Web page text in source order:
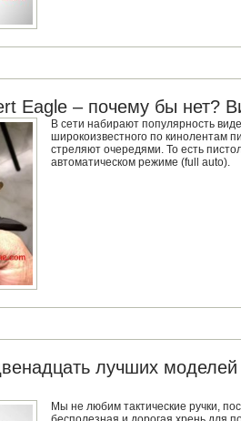
Eagle – почему бы нет?
В сети набирают популярность
широкоизвестного по кинолентам
стреляют очередями. То есть
автоматическом режиме (full auto).
лучших
Мы не любим тактические ручки,